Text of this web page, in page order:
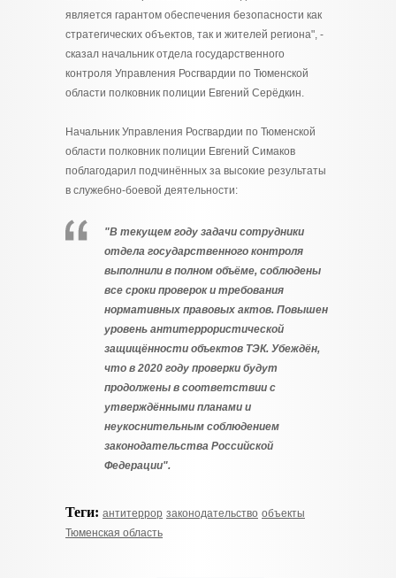
является гарантом обеспечения безопасности как
стратегических объектов, так и жителей региона", -
сказал начальник отдела государственного
контроля Управления Росгвардии по Тюменской
области полковник полиции Евгений Серёдкин.
Начальник Управления Росгвардии по Тюменской
области полковник полиции Евгений Симаков
поблагодарил подчинённых за высокие результаты
в служебно-боевой деятельности:
"В текущем году задачи сотрудники
отдела государственного контроля
выполнили в полном объёме, соблюдены
все сроки проверок и требования
нормативных правовых актов. Повышен
уровень антитеррористической
защищённости объектов ТЭК. Убеждён,
что в 2020 году проверки будут
продолжены в соответствии с
утверждёнными планами и
неукоснительным соблюдением
законодательства Российской
Федерации".
Теги: антитеррор законодательство объекты
Тюменская область